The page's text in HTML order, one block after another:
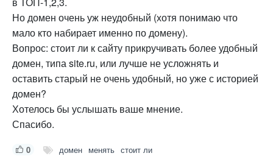
Но домен очень уж неудобный (хотя понимаю что
мало кто набирает именно по домену).
Вопрос: стоит ли к сайту прикручивать более удобный
домен, типа site.ru, или лучше не усложнять и
оставить старый не очень удобный, но уже с историей
домен?
Хотелось бы услышать ваше мнение.
Спасибо.
0 домен менять стоит ли